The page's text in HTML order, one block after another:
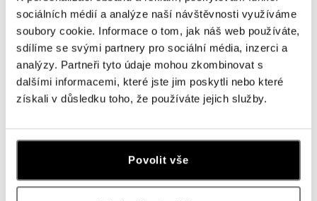
sociálních médií a analýze naší návštěvnosti využíváme
soubory cookie. Informace o tom, jak náš web používáte,
sdílíme se svými partnery pro sociální média, inzerci a
analýzy. Partneři tyto údaje mohou zkombinovat s
dalšími informacemi, které jste jim poskytli nebo které
získali v důsledku toho, že používáte jejich služby.
Povolit vše
Náhrdelník s diamantem Essential
Shine
od 8 628 Kč
Náramek s diamantem Talisman
od 7 049 Kč